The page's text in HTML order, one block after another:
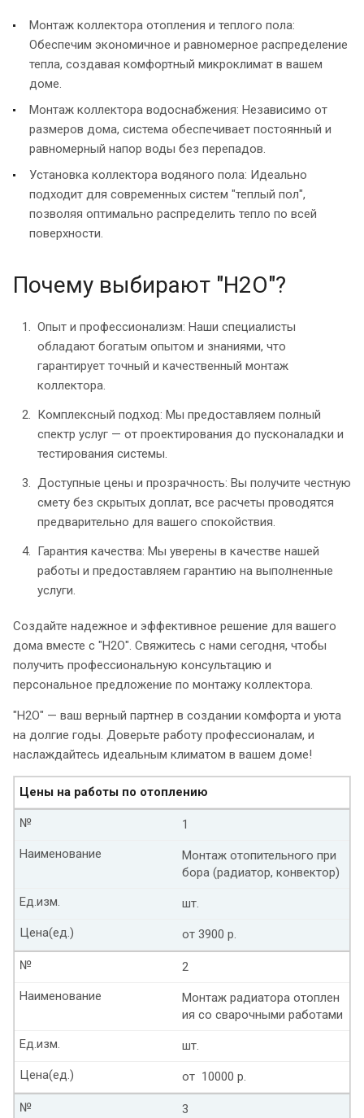
Монтаж коллектора отопления и теплого пола:
Обеспечим экономичное и равномерное распределение
тепла, создавая комфортный микроклимат в вашем
доме.
Монтаж коллектора водоснабжения: Независимо от
размеров дома, система обеспечивает постоянный и
равномерный напор воды без перепадов.
Установка коллектора водяного пола: Идеально
подходит для современных систем "теплый пол",
позволяя оптимально распределить тепло по всей
поверхности.
Почему выбирают "H2O"?
Опыт и профессионализм: Наши специалисты
обладают богатым опытом и знаниями, что
гарантирует точный и качественный монтаж
коллектора.
Комплексный подход: Мы предоставляем полный
спектр услуг — от проектирования до пусконаладки и
тестирования системы.
Доступные цены и прозрачность: Вы получите честную
смету без скрытых доплат, все расчеты проводятся
предварительно для вашего спокойствия.
Гарантия качества: Мы уверены в качестве нашей
работы и предоставляем гарантию на выполненные
услуги.
Создайте надежное и эффективное решение для вашего
дома вместе с "H2O". Свяжитесь с нами сегодня, чтобы
получить профессиональную консультацию и
персональное предложение по монтажу коллектора.
"H2O" — ваш верный партнер в создании комфорта и уюта
на долгие годы. Доверьте работу профессионалам, и
наслаждайтесь идеальным климатом в вашем доме!
Цены на работы по отоплению
1
№
Монтаж отопительного при
бора (радиатор, конвектор)
Наименование
шт.
Ед.изм.
от 3900 р.
Цена(ед.)
2
№
Монтаж радиатора отоплен
ия со сварочными работами
Наименование
шт.
Ед.изм.
от 10000 р.
Цена(ед.)
3
№